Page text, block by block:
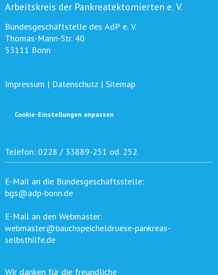
Arbeitskreis der Pankreatektomierten e. V.
Bundesgeschäftstelle des AdP e. V.
Thomas-Mann-Str. 40
53111 Bonn
Impressum | Datenschutz | Sitemap
Cookie-Einstellungen anpassen
Telefon: 0228 / 33889-251 od. 252
E-Mail an die Bundesgeschäftsstelle:
bgs@adp-bonn.de
E-Mail an den Webmaster:
webmaster@bauchspeicheldruese-pankreas-
selbsthilfe.de
Wir danken für die freundliche